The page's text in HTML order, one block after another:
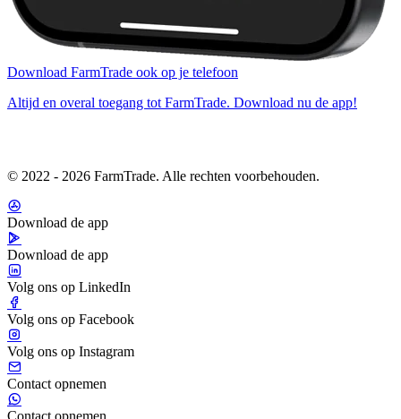
Download FarmTrade ook op je telefoon
Altijd en overal toegang tot FarmTrade. Download nu de app!
© 2022 - 2026 FarmTrade. Alle rechten voorbehouden.
Download de app
Download de app
Volg ons op LinkedIn
Volg ons op Facebook
Volg ons op Instagram
Contact opnemen
Contact opnemen